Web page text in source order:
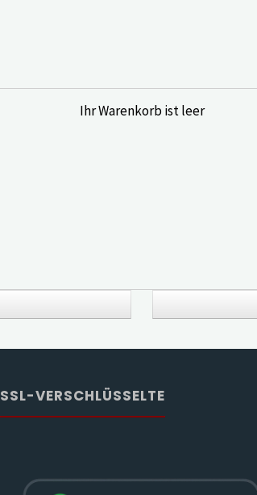
Ihr Warenkorb ist leer
SSL-VERSCHLÜSSELTE